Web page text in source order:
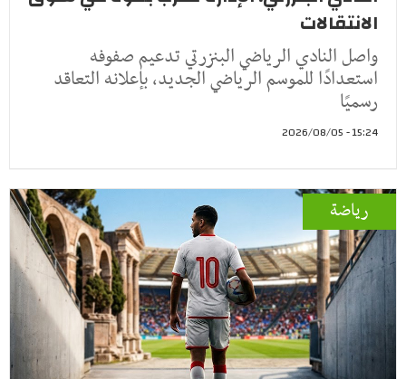
الانتقالات
واصل النادي الرياضي البنزرتي تدعيم صفوفه
استعدادًا للموسم الرياضي الجديد، بإعلانه التعاقد
رسميًا
15:24 - 2026/08/05
رياضة